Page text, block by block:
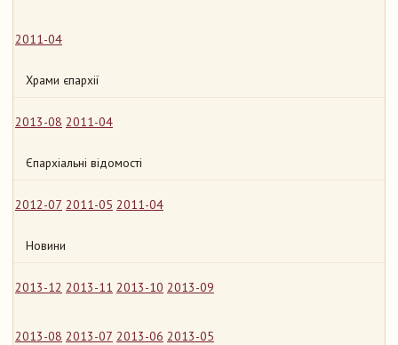
2011-04
Храми єпархії
2013-08 2011-04
Єпархіальні відомості
2012-07 2011-05 2011-04
Новини
2013-12 2013-11 2013-10 2013-09
2013-08 2013-07 2013-06 2013-05